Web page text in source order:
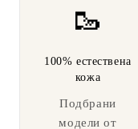
🥾
100% естествена
кожа
Подбрани
модели от